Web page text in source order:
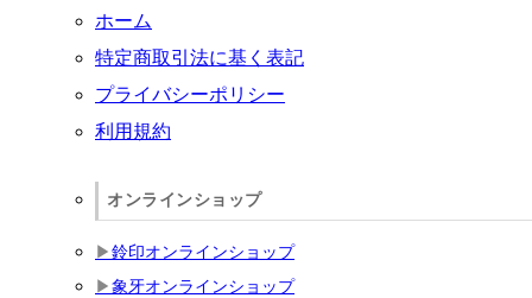
ホーム
特定商取引法に基く表記
プライバシーポリシー
利用規約
オンラインショップ
鈴印オンラインショップ
象牙オンラインショップ